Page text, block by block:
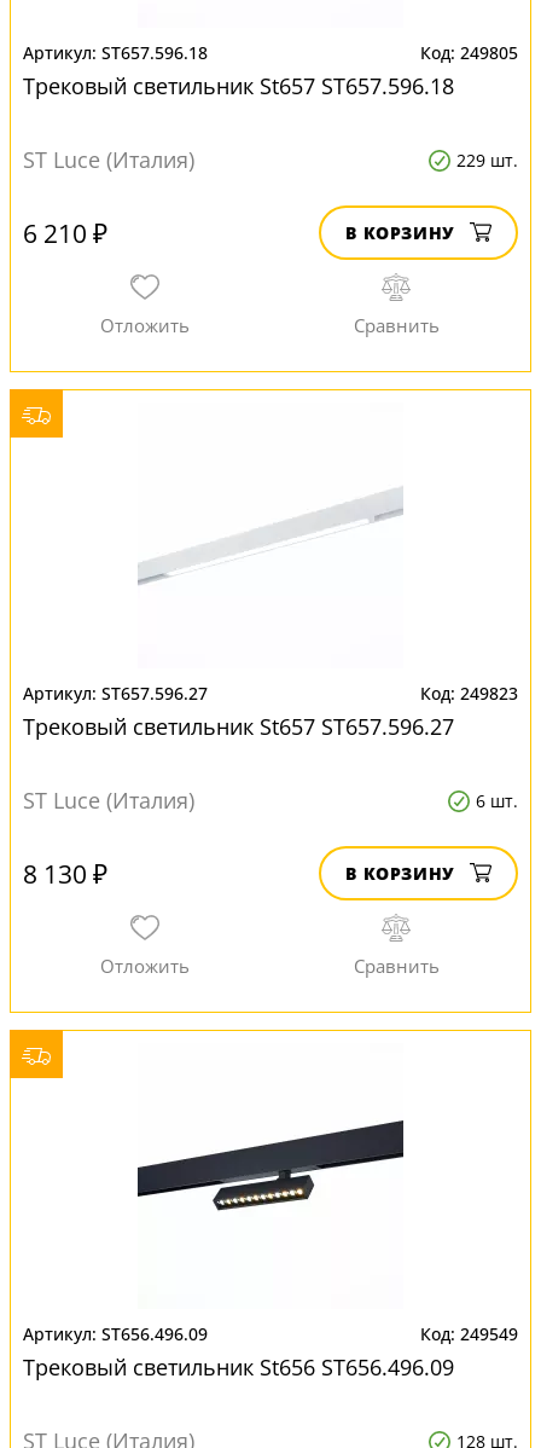
ST657.596.18 249805
Трековый светильник St657 ST657.596.18
ST Luce (Италия) 229 шт.
6 210 ₽ В КОРЗИНУ
ST657.596.27 249823
Трековый светильник St657 ST657.596.27
ST Luce (Италия) 6 шт.
8 130 ₽ В КОРЗИНУ
ST656.496.09 249549
Трековый светильник St656 ST656.496.09
ST Luce (Италия) 128 шт.